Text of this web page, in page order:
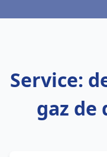
Service:
gaz de